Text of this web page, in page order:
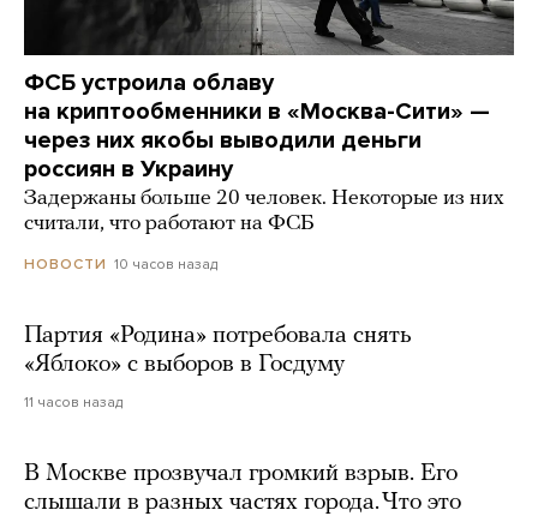
ФСБ устроила облаву
на криптообменники в «Москва-Сити» —
через них якобы выводили деньги
россиян в Украину
Задержаны больше 20 человек. Некоторые из них
считали, что работают на ФСБ
НОВОСТИ 10 часов назад
Партия «Родина» потребовала снять
«Яблоко» с выборов в Госдуму
11 часов назад
В Москве прозвучал громкий взрыв. Его
слышали в разных частях города. Что это